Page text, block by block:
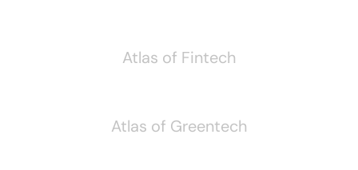
Atlas of Fintech
Atlas of Greentech